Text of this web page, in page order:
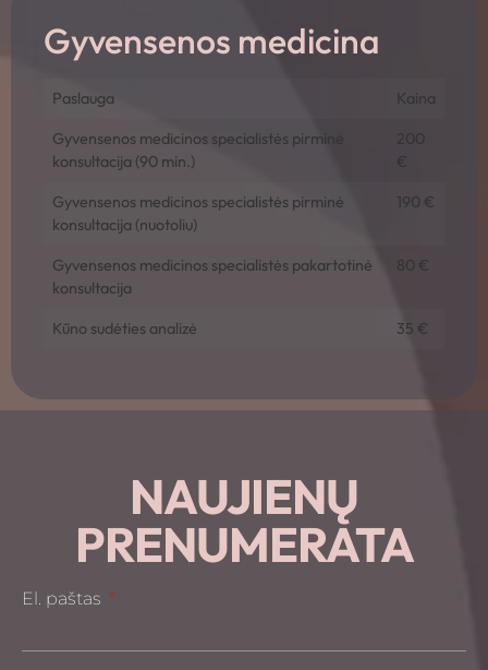
Gyvensenos medicina
Paslauga Kaina
Gyvensenos medicinos specialistės pirminė
konsultacija (90 min.)
200
€
Gyvensenos medicinos specialistės pirminė
konsultacija (nuotoliu)
190 €
Gyvensenos medicinos specialistės pakartotinė
konsultacija
80 €
Kūno sudėties analizė 35 €
NAUJIENŲ
PRENUMERATA
El. paštas